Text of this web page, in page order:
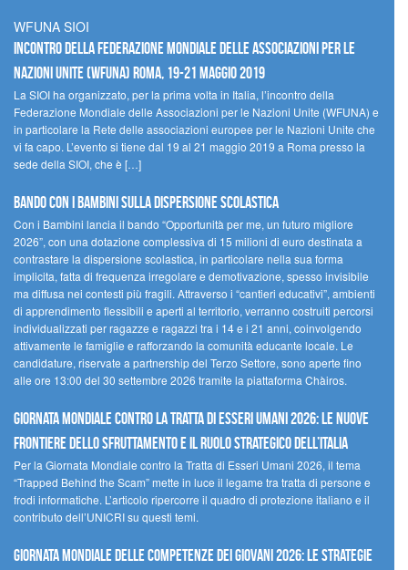
WFUNA SIOI
Incontro della Federazione Mondiale delle Associazioni per le
Nazioni Unite (WFUNA) Roma, 19-21 maggio 2019
La SIOI ha organizzato, per la prima volta in Italia, l’incontro della
Federazione Mondiale delle Associazioni per le Nazioni Unite (WFUNA) e
in particolare la Rete delle associazioni europee per le Nazioni Unite che
vi fa capo. L’evento si tiene dal 19 al 21 maggio 2019 a Roma presso la
sede della SIOI, che è […]
Bando Con i Bambini sulla dispersione scolastica
Con i Bambini lancia il bando “Opportunità per me, un futuro migliore
2026”, con una dotazione complessiva di 15 milioni di euro destinata a
contrastare la dispersione scolastica, in particolare nella sua forma
implicita, fatta di frequenza irregolare e demotivazione, spesso invisibile
ma diffusa nei contesti più fragili. Attraverso i “cantieri educativi”, ambienti
di apprendimento flessibili e aperti al territorio, verranno costruiti percorsi
individualizzati per ragazze e ragazzi tra i 14 e i 21 anni, coinvolgendo
attivamente le famiglie e rafforzando la comunità educante locale. Le
candidature, riservate a partnership del Terzo Settore, sono aperte fino
alle ore 13:00 del 30 settembre 2026 tramite la piattaforma Chàiros.
GIORNATA MONDIALE CONTRO LA TRATTA DI ESSERI UMANI 2026: LE NUOVE
FRONTIERE DELLO SFRUTTAMENTO E IL RUOLO STRATEGICO DELL’ITALIA
Per la Giornata Mondiale contro la Tratta di Esseri Umani 2026, il tema
“Trapped Behind the Scam” mette in luce il legame tra tratta di persone e
frodi informatiche. L’articolo ripercorre il quadro di protezione italiano e il
contributo dell’UNICRI su questi temi.
GIORNATA MONDIALE DELLE COMPETENZE DEI GIOVANI 2026: LE STRATEGIE